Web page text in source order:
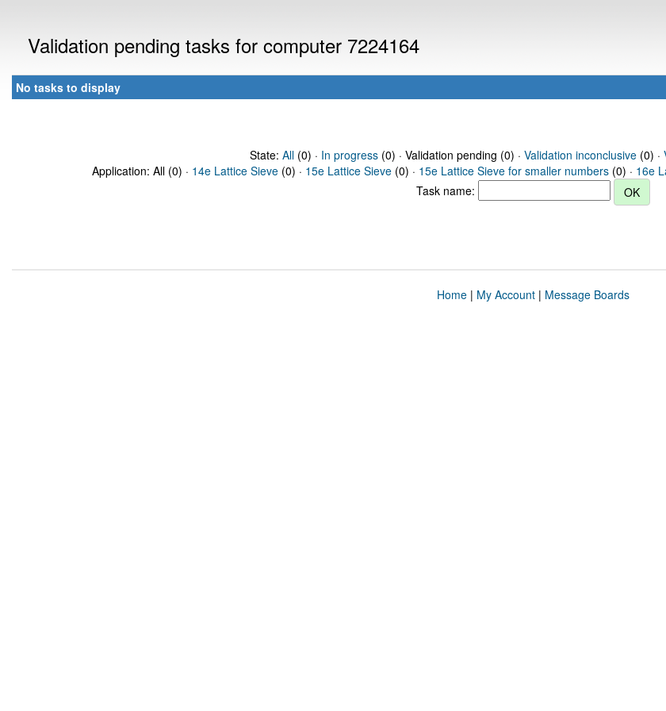
Validation pending tasks for computer 7224164
No tasks to display
State: All(0) · In progress(0) · Validation pending (0) · Validation inconclusive(0) ·
Application: All (0) · 14e Lattice Sieve (0) · 15e Lattice Sieve (0) · 15e Lattice Sieve for smaller numbers (0) · 16e
Task name:
Home| My Account| Message Boards